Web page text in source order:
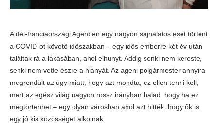
A dél-franciaországi Agenben egy nagyon sajnálatos eset történt
a COVID-ot követő időszakban – egy idős emberre két év után
találtak rá a lakásában, ahol elhunyt. Addig senki nem kereste,
senki nem vette észre a hiányát. Az ageni polgármester annyira
megrendült az ügy miatt, hogy azt mondta, ez ellen tenni kell,
mert az egész világ nagyon rossz irányban halad, hogy ha ez
megtörténhet – egy olyan városban ahol azt hitték, hogy ők is
egy jó kis közösséget alkotnak.